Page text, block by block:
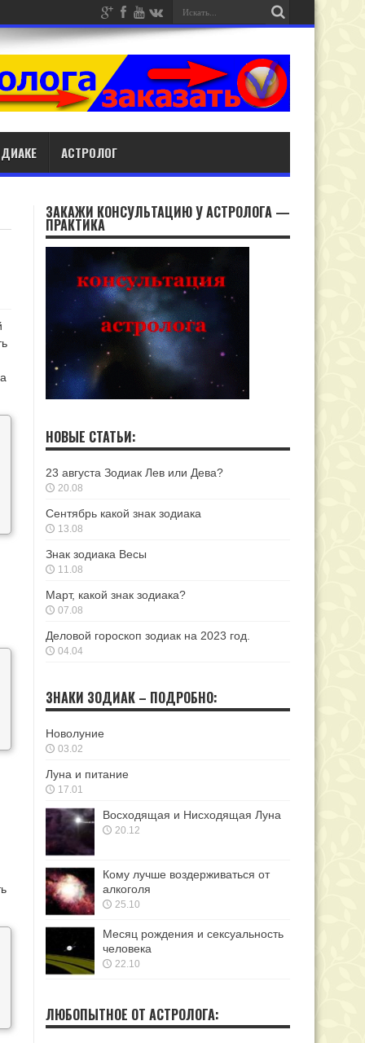
АСТРОЛОГ
ЗАКАЖИ КОНСУЛЬТАЦИЮ У АСТРОЛОГА —
ПРАКТИКА
НОВЫЕ СТАТЬИ:
23 августа Зодиак Лев или Дева?
20.08
Сентябрь какой знак зодиака
13.08
Знак зодиака Весы
11.08
Март, какой знак зодиака?
07.08
Деловой гороскоп зодиак на 2023 год.
04.04
ЗНАКИ ЗОДИАК – ПОДРОБНО:
Новолуние
03.02
Луна и питание
17.01
Восходящая и Нисходящая Луна
20.12
Кому лучше воздерживаться от
алкоголя
25.10
Месяц рождения и сексуальность
человека
22.10
ЛЮБОПЫТНОЕ ОТ АСТРОЛОГА: